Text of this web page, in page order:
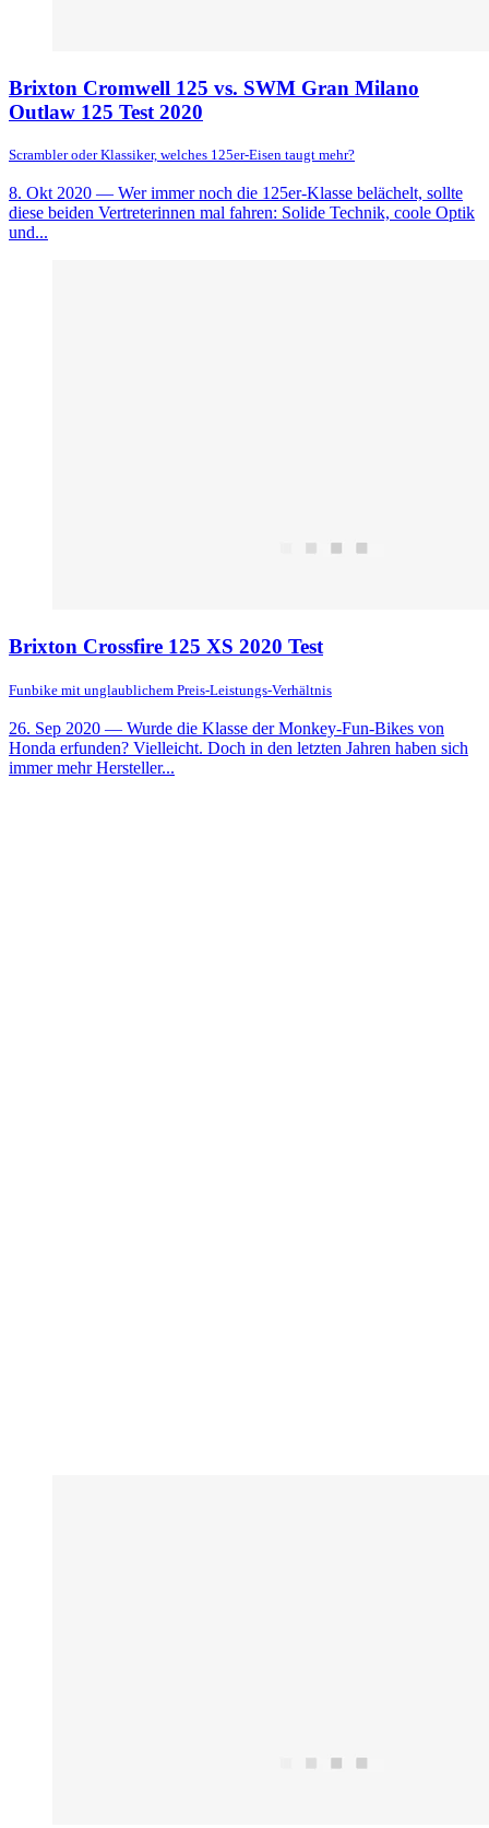
Brixton Cromwell 125 vs. SWM Gran Milano
Outlaw 125 Test 2020
Scrambler oder Klassiker, welches 125er-Eisen taugt mehr?
8. Okt 2020 — Wer immer noch die 125er-Klasse belächelt, sollte
diese beiden Vertreterinnen mal fahren: Solide Technik, coole Optik
und...
Brixton Crossfire 125 XS 2020 Test
Funbike mit unglaublichem Preis-Leistungs-Verhältnis
26. Sep 2020 — Wurde die Klasse der Monkey-Fun-Bikes von
Honda erfunden? Vielleicht. Doch in den letzten Jahren haben sich
immer mehr Hersteller...